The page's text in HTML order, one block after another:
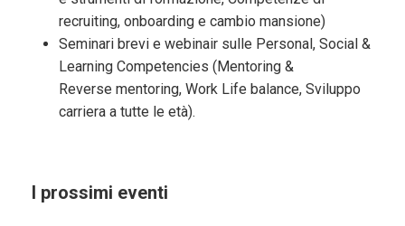
recruiting, onboarding e cambio mansione)
Seminari brevi e webinair sulle Personal, Social &
Learning Competencies (Mentoring &
Reverse mentoring, Work Life balance, Sviluppo
carriera a tutte le età).
I prossimi eventi